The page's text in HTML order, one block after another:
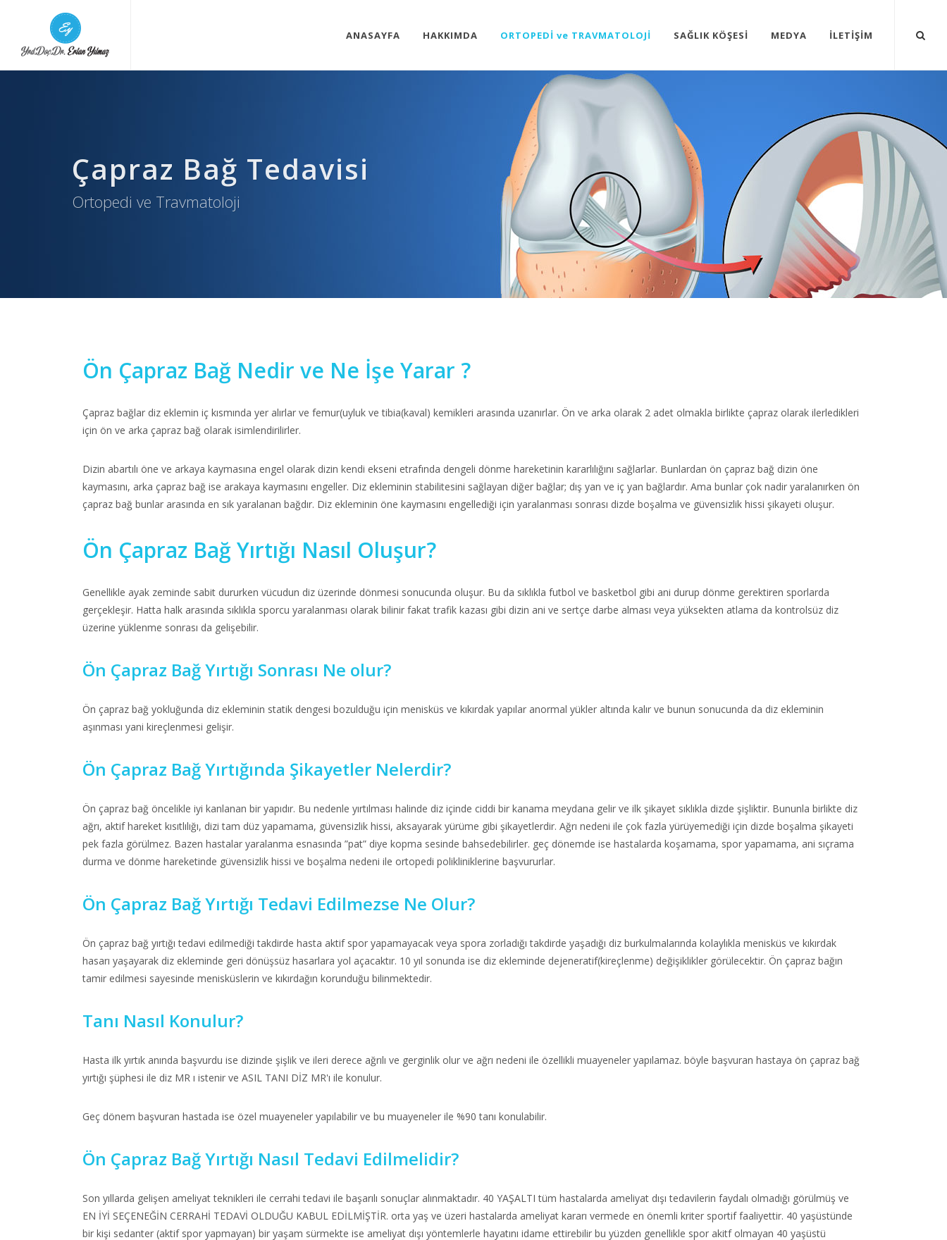
ANASAYFA HAKKIMDA ORTOPEDİ ve TRAVMATOLOJİ SAĞLIK KÖŞESİ MEDYA İLETİŞİM
Çapraz Bağ Tedavisi
Ortopedi ve Travmatoloji
Ön Çapraz Bağ Nedir ve Ne İşe Yarar ?
Çapraz bağlar diz eklemin iç kısmında yer alırlar ve femur(uyluk ve tibia(kaval) kemikleri arasında uzanırlar. Ön ve arka olarak 2 adet olmakla birlikte çapraz olarak ilerledikleri
için ön ve arka çapraz bağ olarak isimlendirilirler.
Dizin abartılı öne ve arkaya kaymasına engel olarak dizin kendi ekseni etrafında dengeli dönme hareketinin kararlılığını sağlarlar. Bunlardan ön çapraz bağ dizin öne
kaymasını, arka çapraz bağ ise arakaya kaymasını engeller. Diz ekleminin stabilitesini sağlayan diğer bağlar; dış yan ve iç yan bağlardır. Ama bunlar çok nadir yaralanırken ön
çapraz bağ bunlar arasında en sık yaralanan bağdır. Diz ekleminin öne kaymasını engellediği için yaralanması sonrası dizde boşalma ve güvensizlik hissi şikayeti oluşur.
Ön Çapraz Bağ Yırtığı Nasıl Oluşur?
Genellikle ayak zeminde sabit dururken vücudun diz üzerinde dönmesi sonucunda oluşur. Bu da sıklıkla futbol ve basketbol gibi ani durup dönme gerektiren sporlarda
gerçekleşir. Hatta halk arasında sıklıkla sporcu yaralanması olarak bilinir fakat trafik kazası gibi dizin ani ve sertçe darbe alması veya yüksekten atlama da kontrolsüz diz
üzerine yüklenme sonrası da gelişebilir.
Ön Çapraz Bağ Yırtığı Sonrası Ne olur?
Ön çapraz bağ yokluğunda diz ekleminin statik dengesi bozulduğu için menisküs ve kıkırdak yapılar anormal yükler altında kalır ve bunun sonucunda da diz ekleminin
aşınması yani kireçlenmesi gelişir.
Ön Çapraz Bağ Yırtığında Şikayetler Nelerdir?
Ön çapraz bağ öncelikle iyi kanlanan bir yapıdır. Bu nedenle yırtılması halinde diz içinde ciddi bir kanama meydana gelir ve ilk şikayet sıklıkla dizde şişliktir. Bununla birlikte diz
ağrı, aktif hareket kısıtlılığı, dizi tam düz yapamama, güvensizlik hissi, aksayarak yürüme gibi şikayetlerdir. Ağrı nedeni ile çok fazla yürüyemediği için dizde boşalma şikayeti
pek fazla görülmez. Bazen hastalar yaralanma esnasında ”pat” diye kopma sesinde bahsedebilirler. geç dönemde ise hastalarda koşamama, spor yapamama, ani sıçrama
durma ve dönme hareketinde güvensizlik hissi ve boşalma nedeni ile ortopedi polikliniklerine başvururlar.
Ön Çapraz Bağ Yırtığı Tedavi Edilmezse Ne Olur?
Ön çapraz bağ yırtığı tedavi edilmediği takdirde hasta aktif spor yapamayacak veya spora zorladığı takdirde yaşadığı diz burkulmalarında kolaylıkla menisküs ve kıkırdak
hasarı yaşayarak diz ekleminde geri dönüşsüz hasarlara yol açacaktır. 10 yıl sonunda ise diz ekleminde dejeneratif(kireçlenme) değişiklikler görülecektir. Ön çapraz bağın
tamir edilmesi sayesinde menisküslerin ve kıkırdağın korunduğu bilinmektedir.
Tanı Nasıl Konulur?
Hasta ilk yırtık anında başvurdu ise dizinde şişlik ve ileri derece ağrılı ve gerginlik olur ve ağrı nedeni ile özellikli muayeneler yapılamaz. böyle başvuran hastaya ön çapraz bağ
yırtığı şüphesi ile diz MR ı istenir ve ASIL TANI DİZ MR'ı ile konulur.
Geç dönem başvuran hastada ise özel muayeneler yapılabilir ve bu muayeneler ile %90 tanı konulabilir.
Ön Çapraz Bağ Yırtığı Nasıl Tedavi Edilmelidir?
Son yıllarda gelişen ameliyat teknikleri ile cerrahi tedavi ile başarılı sonuçlar alınmaktadır. 40 YAŞALTI tüm hastalarda ameliyat dışı tedavilerin faydalı olmadığı görülmüş ve
EN İYİ SEÇENEĞİN CERRAHİ TEDAVİ OLDUĞU KABUL EDİLMİŞTİR. orta yaş ve üzeri hastalarda ameliyat kararı vermede en önemli kriter sportif faaliyettir. 40 yaşüstünde
bir kişi sedanter (aktif spor yapmayan) bir yaşam sürmekte ise ameliyat dışı yöntemlerle hayatını idame ettirebilir bu yüzden genellikle spor akitf olmayan 40 yaşüstü